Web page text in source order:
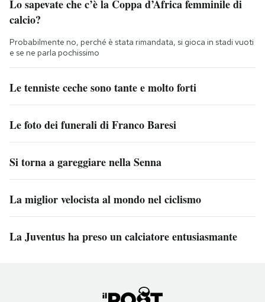
Lo sapevate che c’è la Coppa d’Africa femminile di
calcio?
Probabilmente no, perché è stata rimandata, si gioca in stadi vuoti
e se ne parla pochissimo
Le tenniste ceche sono tante e molto forti
Le foto dei funerali di Franco Baresi
Si torna a gareggiare nella Senna
La miglior velocista al mondo nel ciclismo
La Juventus ha preso un calciatore entusiasmante